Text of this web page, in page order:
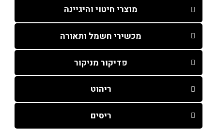
מוצרי חיטוי והיגיינה
מכשירי חשמל ותאורה
פדיקור מניקור
ריהוט
ריסים